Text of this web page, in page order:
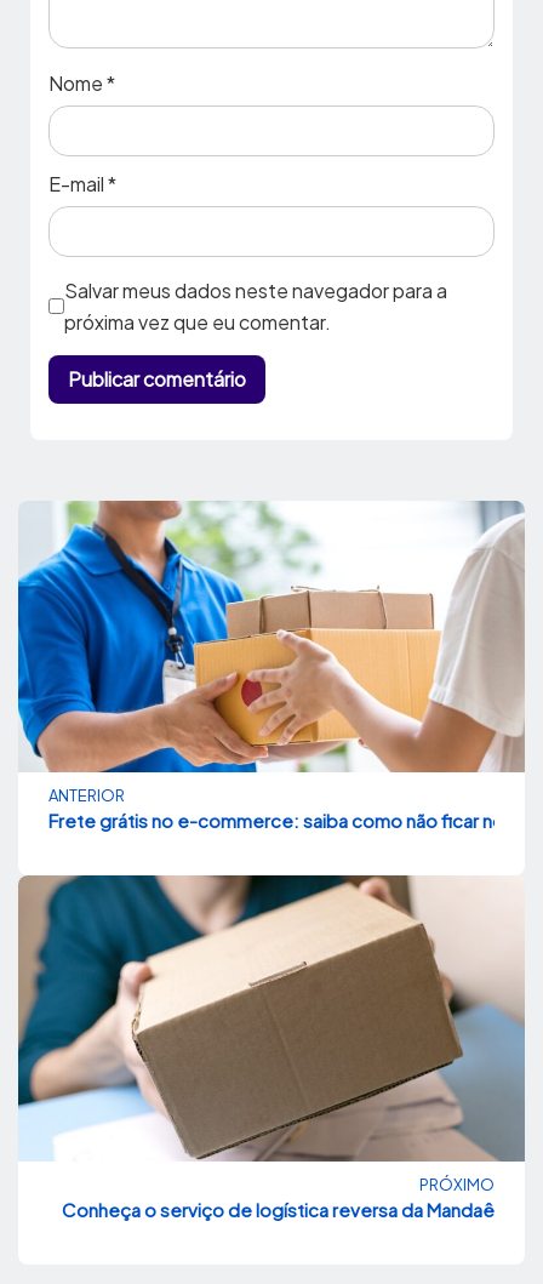
Nome*
E-mail*
Salvar meus dados neste navegador para a
próxima vez que eu comentar.
ANTERIOR
Frete grátis no e-commerce: saiba como não ficar no
PRÓXIMO
Conheça o serviço de logística reversa da Mandaê